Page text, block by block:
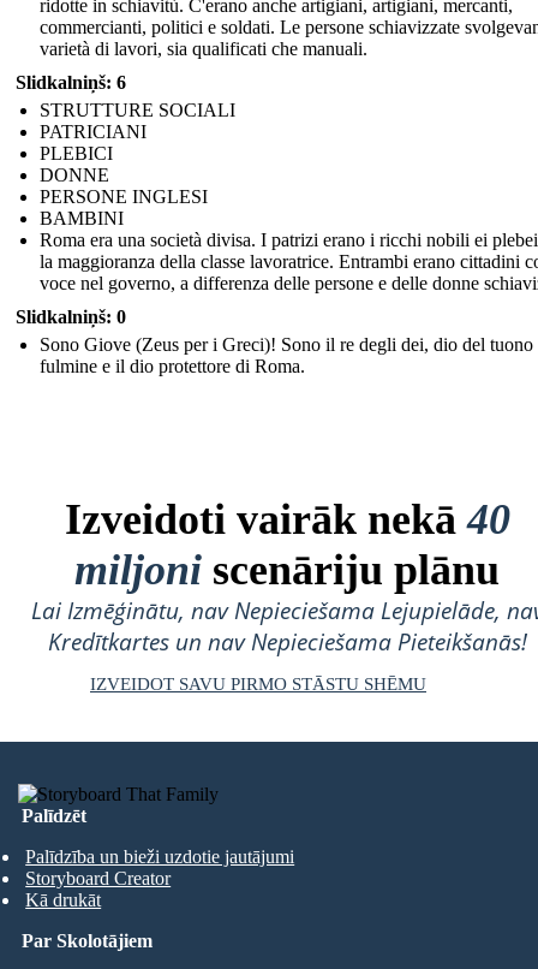
ridotte in schiavitù. C'erano anche artigiani, artigiani, mercanti,
commercianti, politici e soldati. Le persone schiavizzate
varietà di lavori, sia qualificati che manuali.
Slidkalniņš: 6
STRUTTURE SOCIALI
PATRICIANI
PLEBICI
DONNE
PERSONE INGLESI
BAMBINI
Roma era una società divisa. I patrizi erano i ricchi nobili ei
la maggioranza della classe lavoratrice. Entrambi erano cittadini
voce nel governo, a differenza delle persone e delle donne
Slidkalniņš: 0
Sono Giove (Zeus per i Greci)! Sono il re degli dei, dio del tuono
fulmine e il dio protettore di Roma.
Izveidoti vairāk nekā40
miljoni scenāriju plānu
Lai Izmēģinātu, nav Nepieciešama Lejupielāde,
Kredītkartes un nav Nepieciešama Pieteikšanās!
IZVEIDOT SAVU PIRMO STĀSTU SHĒMU
Palīdzēt
Palīdzība un bieži uzdotie jautājumi
Storyboard Creator
Kā drukāt
Par Skolotājiem